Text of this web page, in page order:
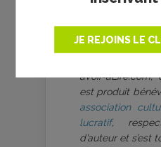
JE REJOINS LE
aVoir-
est produit
association
lucratif,
d’auteur et s’est